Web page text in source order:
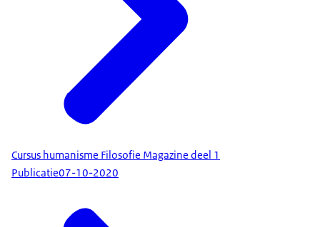
Cursus humanisme Filosofie Magazine deel 1
Publicatie07-10-2020